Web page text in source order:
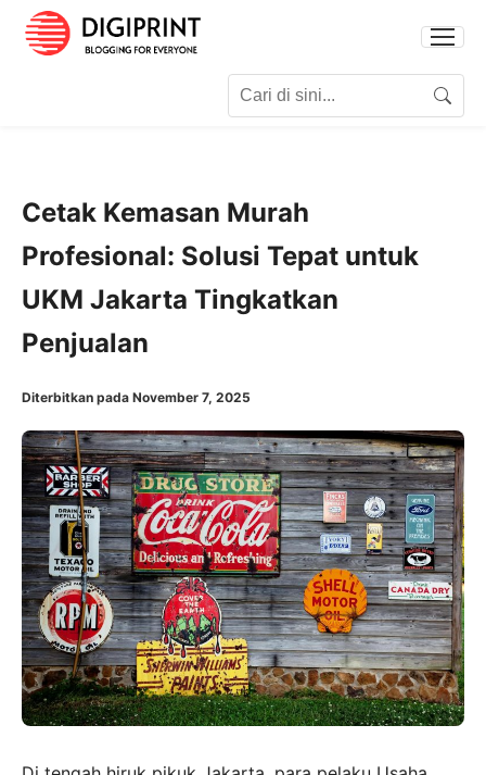
Search
Cetak Kemasan Murah
Profesional: Solusi Tepat untuk
UKM Jakarta Tingkatkan
Penjualan
Diterbitkan pada November 7, 2025